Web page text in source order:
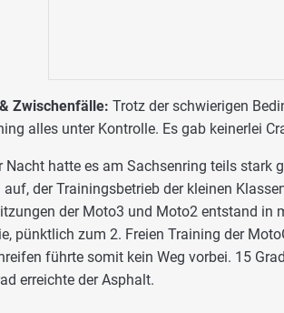
Zwischenfälle: Trotz der schwierigen
alles unter Kontrolle. Es gab keinerlei
Nacht hatte es am Sachsenring teils stark
der Trainingsbetrieb der kleinen
der Moto3 und Moto2 entstand in
pünktlich zum 2. Freien Training der
führte somit kein Weg vorbei. 15
erreichte der Asphalt.